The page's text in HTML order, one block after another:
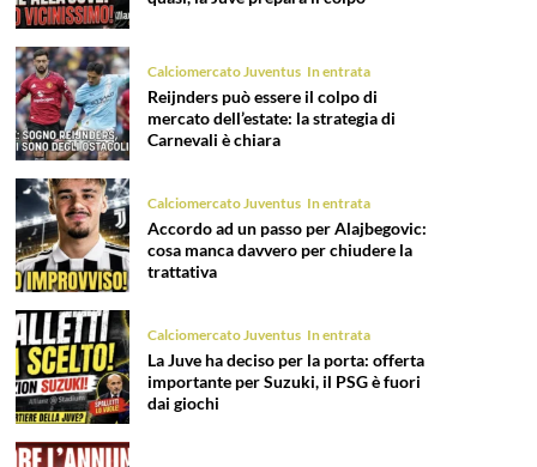
Calciomercato Juventus In entrata
Reijnders può essere il colpo di
mercato dell’estate: la strategia di
Carnevali è chiara
Calciomercato Juventus In entrata
Accordo ad un passo per Alajbegovic:
cosa manca davvero per chiudere la
trattativa
Calciomercato Juventus In entrata
La Juve ha deciso per la porta: offerta
importante per Suzuki, il PSG è fuori
dai giochi